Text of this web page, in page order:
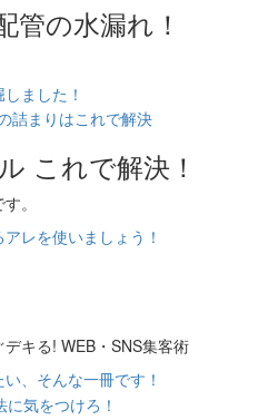
管の水漏れ！
ました！
これで解決！
。
レを使いましょう！
キる! WEB・SNS集客術
、そんな一冊です！